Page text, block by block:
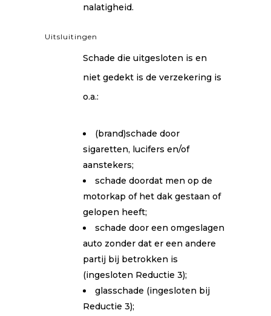
nalatigheid.
Uitsluitingen
Schade die uitgesloten is en
niet gedekt is de verzekering is
o.a.:
(brand)schade door
sigaretten, lucifers en/of
aanstekers;
schade doordat men op de
motorkap of het dak gestaan of
gelopen heeft;
schade door een omgeslagen
auto zonder dat er een andere
partij bij betrokken is
(ingesloten Reductie 3);
glasschade (ingesloten bij
Reductie 3);